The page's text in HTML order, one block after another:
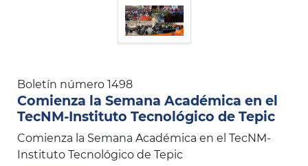
Boletín número 1498
Comienza la Semana Académica en el
TecNM-Instituto Tecnológico de Tepic
Comienza la Semana Académica en el TecNM-
Instituto Tecnológico de Tepic